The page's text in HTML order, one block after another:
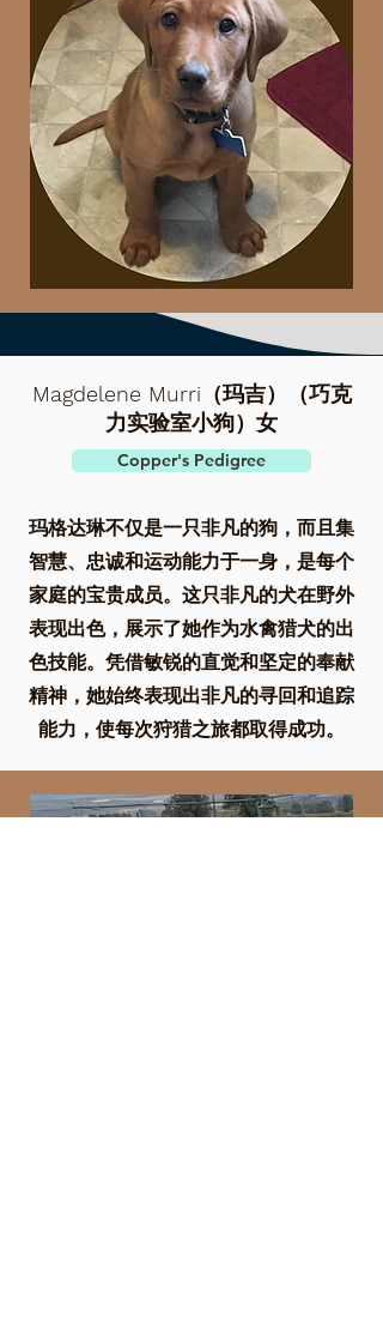
Magdelene Murri（玛吉）（巧克
力实验室小狗）女
Copper's Pedigree
玛格达琳不仅是一只非凡的狗，而且集
智慧、忠诚和运动能力于一身，是每个
家庭的宝贵成员。这只非凡的犬在野外
表现出色，展示了她作为水禽猎犬的出
色技能。凭借敏锐的直觉和坚定的奉献
精神，她始终表现出非凡的寻回和追踪
能力，使每次狩猎之旅都取得成功。